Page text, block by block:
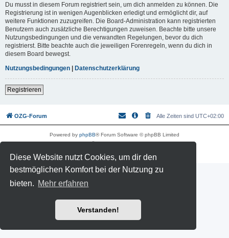
Diese Website nutzt Cookies, um dir den
bestmöglichen Komfort bei der Nutzung zu
bieten. Mehr erfahren
Verstanden!
Du musst in diesem Forum registriert sein, um dich anmelden zu können. Die
Registrierung ist in wenigen Augenblicken erledigt und ermöglicht dir, auf
weitere Funktionen zuzugreifen. Die Board-Administration kann registrierten
Benutzern auch zusätzliche Berechtigungen zuweisen. Beachte bitte unsere
Nutzungsbedingungen und die verwandten Regelungen, bevor du dich
registrierst. Bitte beachte auch die jeweiligen Forenregeln, wenn du dich in
diesem Board bewegst.
Nutzungsbedingungen | Datenschutzerklärung
Registrieren
OZG-Forum Alle Zeiten sind UTC+02:00
Powered by phpBB® Forum Software © phpBB Limited
Datenschutz |Nutzungsbedingungen